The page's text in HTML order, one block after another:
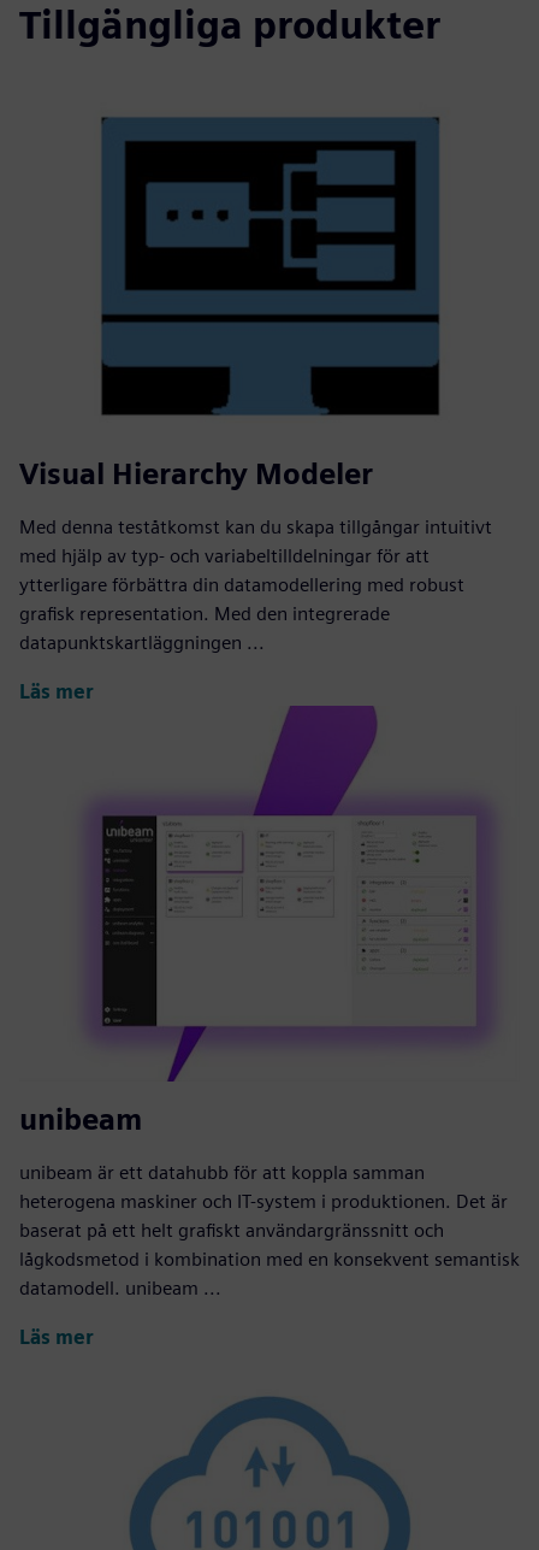
Tillgängliga produkter
Visual Hierarchy Modeler
Med denna teståtkomst kan du skapa tillgångar intuitivt
med hjälp av typ- och variabeltilldelningar för att
ytterligare förbättra din datamodellering med robust
grafisk representation. Med den integrerade
datapunktskartläggningen ...
Läs mer
unibeam
unibeam är ett datahubb för att koppla samman
heterogena maskiner och IT-system i produktionen. Det är
baserat på ett helt grafiskt användargränssnitt och
lågkodsmetod i kombination med en konsekvent semantisk
datamodell. unibeam ...
Läs mer